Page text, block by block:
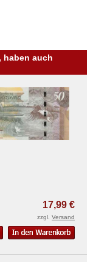
haben auch
17,99 €
zzgl. Versand